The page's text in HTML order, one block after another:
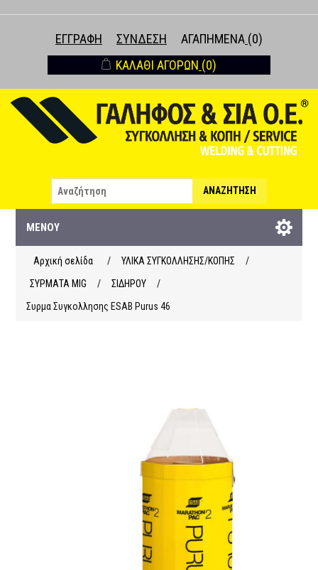
ΕΓΓΡΑΦΉ ΣΎΝΔΕΣΗ ΑΓΑΠΗΜΈΝΑ (0)
ΚΑΛΆΘΙ ΑΓΟΡΏΝ (0)
ΑΝΑΖΉΤΗΣΗ
ΜΕΝΟΎ
Αρχική σελίδα / ΥΛΙΚΑ ΣΥΓΚΟΛΛΗΣΗΣ/ΚΟΠΗΣ
/
ΣΥΡΜΑΤΑ ΜΙG
/ ΣΙΔΗΡΟΥ
/
Συρμα Συγκολλησης ESAB Purus 46